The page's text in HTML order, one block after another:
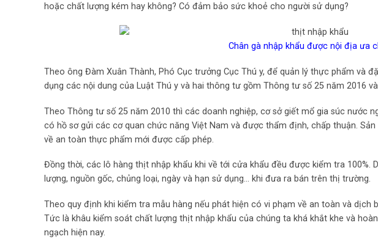
hoặc chất lượng kém hay không? Có đảm bảo sức khoẻ cho người sử dụng?
Chân gà nhập khẩu được nội địa ưa
Theo ông Đàm Xuân Thành, Phó Cục trưởng Cục Thú y, để quản lý thực phẩm và
dụng các nội dung của Luật Thú y và hai thông tư gồm Thông tư số 25 năm 2016
Theo Thông tư số 25 năm 2010 thì các doanh nghiệp, cơ sở giết mổ gia súc nước
có hồ sơ gửi các cơ quan chức năng Việt Nam và được thẩm định, chấp thuận.
về an toàn thực phẩm mới được cấp phép.
Đồng thời, các lô hàng thịt nhập khẩu khi về tới cửa khẩu đều được kiểm tra 100%.
lượng, nguồn gốc, chủng loại, ngày và hạn sử dụng… khi đưa ra bán trên thị trường.
Theo quy định khi kiểm tra mẫu hàng nếu phát hiện có vi phạm về an toàn và dịch
Tức là khâu kiểm soát chất lượng thịt nhập khẩu của chúng ta khá khắt khe và
ngạch hiện nay.